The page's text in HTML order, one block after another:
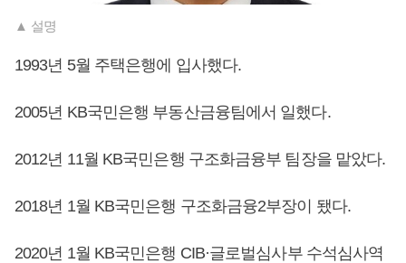
▲ 설명
1993년 5월 주택은행에 입사했다.
2005년 KB국민은행 부동산금융팀에서 일했다.
2012년 11월 KB국민은행 구조화금융부 팀장을 맡았다.
2018년 1월 KB국민은행 구조화금융2부장이 됐다.
2020년 1월 KB국민은행 CIB·글로벌심사부 수석심사역